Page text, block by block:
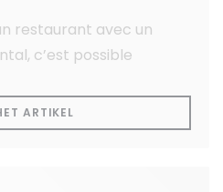
restaurant avec un
c’est possible
ARTIKEL